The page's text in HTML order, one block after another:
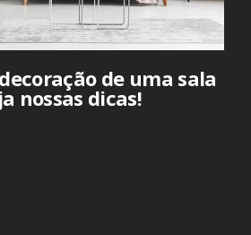
de uma sala
nossas dicas!